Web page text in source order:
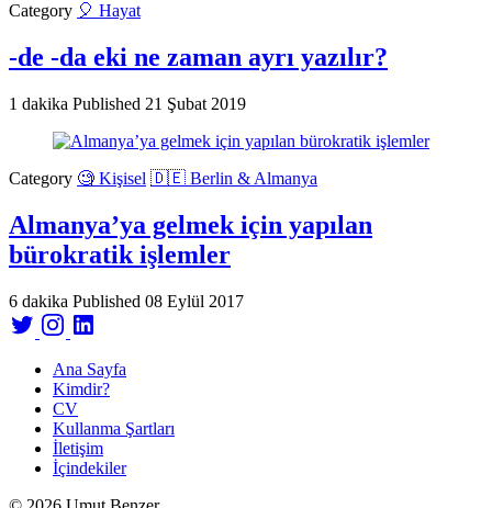
Category 🎈 Hayat
-de -da eki ne zaman ayrı yazılır?
1 dakika Published 21 Şubat 2019
Category 🧐 Kişisel 🇩🇪 Berlin & Almanya
Almanya’ya gelmek için yapılan
bürokratik işlemler
6 dakika Published 08 Eylül 2017
Ana Sayfa
Kimdir?
CV
Kullanma Şartları
İletişim
İçindekiler